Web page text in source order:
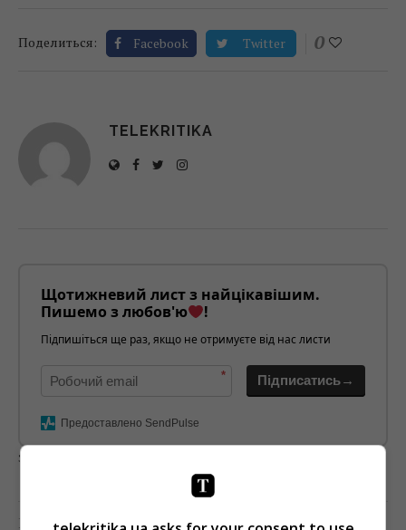
Поделиться: Facebook Twitter 0
TELEKRITIKA
Щотижневий лист з найцікавішим.
Пишемо з любов'ю
!
Підпишіться ще раз, якщо не отримуєте від нас листи
* Підписатись→
Предоставлено SendPulse
загрузка...
Предыдущий пост